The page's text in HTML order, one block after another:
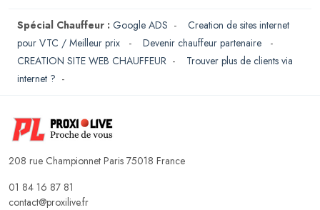
Spécial Chauffeur : Google ADS - Creation de sites internet
pour VTC / Meilleur prix
- Devenir chauffeur partenaire
-
CREATION SITE WEB CHAUFFEUR - Trouver plus de clients via
internet ? -
208 rue Championnet Paris 75018 France
01 84 16 87 81
contact@proxilive.fr